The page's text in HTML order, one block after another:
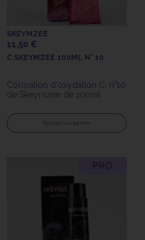
SKEYMZEE
11,50 €
C.SKEYMZEE 100ML N° 10
Coloration d'oxydation C. n°10
de Skeymzee de 100ml
Ajouter au panier